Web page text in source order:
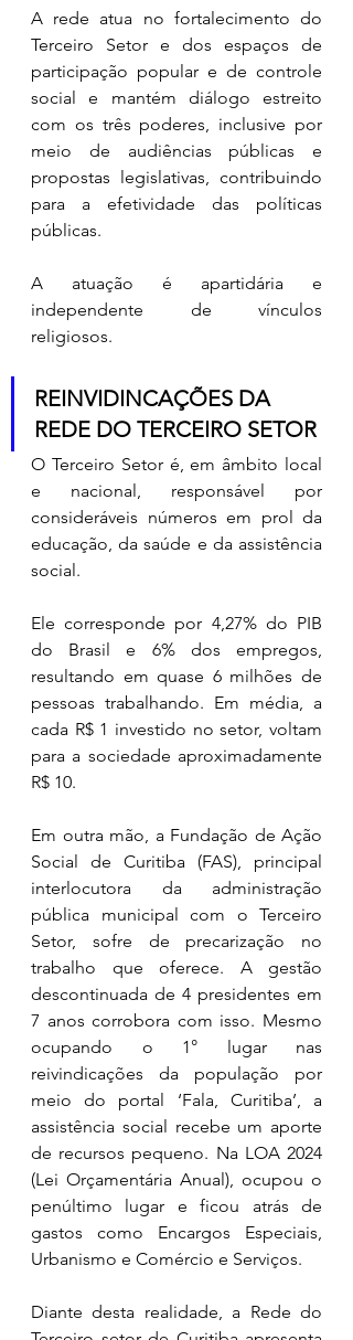
A rede atua no fortalecimento do
Terceiro Setor e dos espaços de
participação popular e de controle
social e mantém diálogo estreito
com os três poderes, inclusive por
meio de audiências públicas e
propostas legislativas, contribuindo
para a efetividade das políticas
públicas.
A atuação é apartidária e
independente de vínculos
religiosos.
REINVIDINCAÇÕES DA
REDE DO TERCEIRO SETOR
O Terceiro Setor é, em âmbito local
e nacional, responsável por
consideráveis números em prol da
educação, da saúde e da assistência
social.
Ele corresponde por 4,27% do PIB
do Brasil e 6% dos empregos,
resultando em quase 6 milhões de
pessoas trabalhando. Em média, a
cada R$ 1 investido no setor, voltam
para a sociedade aproximadamente
R$ 10.
Em outra mão, a Fundação de Ação
Social de Curitiba (FAS), principal
interlocutora da administração
pública municipal com o Terceiro
Setor, sofre de precarização no
trabalho que oferece. A gestão
descontinuada de 4 presidentes em
7 anos corrobora com isso. Mesmo
ocupando o 1° lugar nas
reivindicações da população por
meio do portal ‘Fala, Curitiba’, a
assistência social recebe um aporte
de recursos pequeno. Na LOA 2024
(Lei Orçamentária Anual), ocupou o
penúltimo lugar e ficou atrás de
gastos como Encargos Especiais,
Urbanismo e Comércio e Serviços.
Diante desta realidade, a Rede do